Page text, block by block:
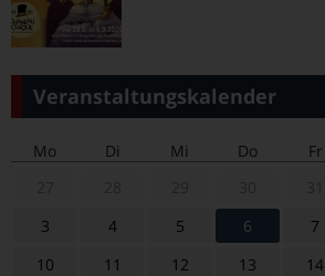
Veranstaltungskalender
Mo Di Mi Do Fr
3
4 5 6 7
10
11 12 13 14